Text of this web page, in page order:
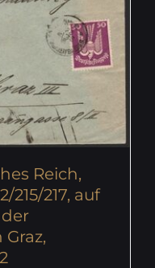
Reich,
215/217, auf